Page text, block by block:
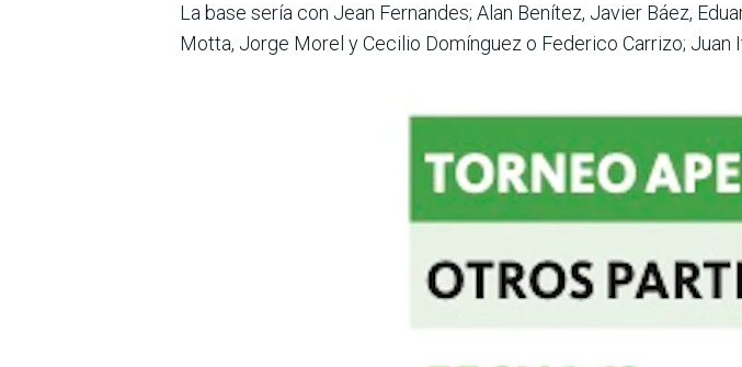
La base sería con Jean Fernandes; Alan Benítez, Javier Báez,
Motta, Jorge Morel y Ceci­lio Domínguez o Federico Carrizo; Juan